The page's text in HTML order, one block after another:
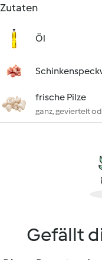
Zutaten
Öl
frische Pilze
ganz, geviertelt
Gefällt